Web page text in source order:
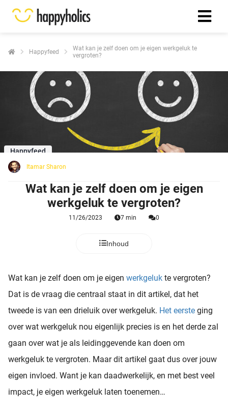
Happyfeed
Wat kan je zelf doen om je eigen werkgeluk te
vergroten?
Happyfeed
Itamar Sharon
Wat kan je zelf doen om je eigen
werkgeluk te vergroten?
11/26/2023 7 min 0
Inhoud
Wat kan je zelf doen om je eigen werkgeluk te vergroten?
Dat is de vraag die centraal staat in dit artikel, dat het
tweede is van een drieluik over werkgeluk. Het eerste ging
over wat werkgeluk nou eigenlijk precies is en het derde zal
gaan over wat je als leidinggevende kan doen om
werkgeluk te vergroten. Maar dit artikel gaat dus over jouw
eigen invloed. Want je kan daadwerkelijk, en met best veel
impact, je eigen werkgeluk laten toenemen…